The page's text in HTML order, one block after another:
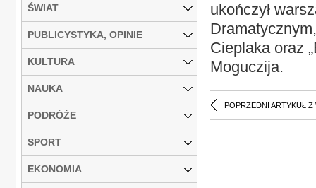
ukończył
Cieplaka oraz
Moguczija.
POPRZEDNI ARTYKUŁ Z
ŚWIAT
PUBLICYSTYKA, OPINIE
KULTURA
NAUKA
PODRÓŻE
SPORT
EKONOMIA